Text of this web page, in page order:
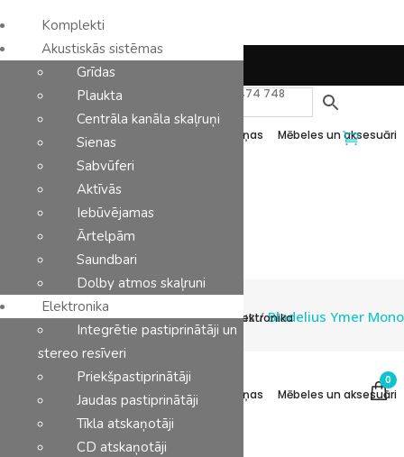
Latviešu
+371 27 875 475 +371 25 474 748
P.-Pk.: 11:00-19:00 | S.-Sv.: Zvaniet!
Komplekti Akustiskās sistēmas Elektronika
Analoga komponenti Kabeļi Austiņas Mēbeles un aksesuāri
0
Komplekti Akustiskās sistēmas
Analoga komponenti Austiņas Mēbeles un aksesuāri
Ražotāji Kontakti
StereoPlus/Bladelius Ymer Mono
Komplekti
Akustiskās sistēmas
Grīdas
Plaukta
Centrāla kanāla skaļruņi
Sienas
Sabvūferi
Aktīvās
Iebūvējamas
Ārtelpām
Saundbari
Dolby atmos skaļruni
Elektronika
Integrētie pastiprinātāji un
stereo resīveri
Priekšpastiprinātāji
Jaudas pastiprinātāji
Tīkla atskaņotāji
CD atskaņotāji